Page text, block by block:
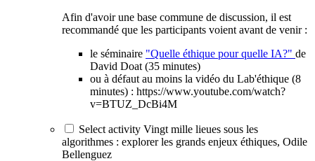
Afin d'avoir une base commune de discussion, il est
recommandé que les participants voient avant de venir :
le séminaire "Quelle éthique pour quelle IA?" de
David Doat (35 minutes)
ou à défaut au moins la vidéo du Lab'éthique (8
minutes) : https://www.youtube.com/watch?
v=BTUZ_DcBi4M
Select activity Vingt mille lieues sous les
algorithmes : explorer les grands enjeux éthiques, Odile
Bellenguez